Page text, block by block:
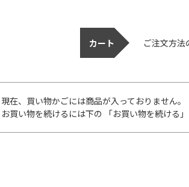
カート ご注文方法
現在、買い物かごには商品が入っておりません。
お買い物を続けるには下の 「お買い物を続ける